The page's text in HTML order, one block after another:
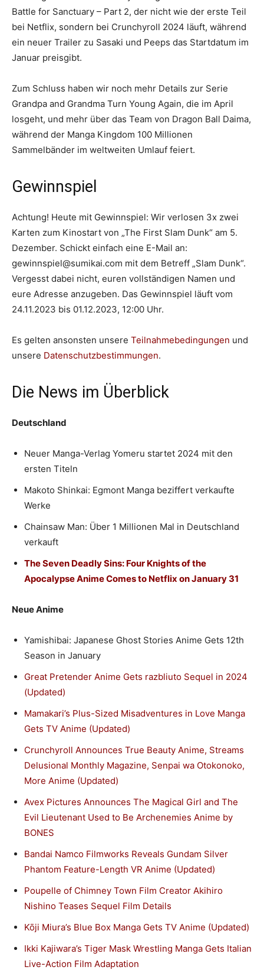
Battle for Sanctuary – Part 2, der nicht wie der erste Teil
bei Netflix, sondern bei Crunchyroll 2024 läuft, während
ein neuer Trailer zu Sasaki und Peeps das Startdatum im
Januar preisgibt.
Zum Schluss haben wir noch mehr Details zur Serie
Grandpa and Grandma Turn Young Again, die im April
losgeht, und mehr über das Team von Dragon Ball Daima,
während der Manga Kingdom 100 Millionen
Sammelbänder im weltweiten Umlauf feiert.
Gewinnspiel
Achtung! Heute mit Gewinnspiel: Wir verlosen 3x zwei
Karten zum Kinostart von „The First Slam Dunk“ am 5.
Dezember. Schickt einfach eine E-Mail an:
gewinnspiel@sumikai.com mit dem Betreff „Slam Dunk“.
Vergesst dabei nicht, euren vollständigen Namen und
eure Adresse anzugeben. Das Gewinnspiel läuft vom
24.11.2023 bis 01.12.2023, 12:00 Uhr.
Es gelten ansonsten unsere Teilnahmebedingungen und
unsere Datenschutzbestimmungen.
Die News im Überblick
Deutschland
Neuer Manga-Verlag Yomeru startet 2024 mit den
ersten Titeln
Makoto Shinkai: Egmont Manga beziffert verkaufte
Werke
Chainsaw Man: Über 1 Millionen Mal in Deutschland
verkauft
The Seven Deadly Sins: Four Knights of the
Apocalypse Anime Comes to Netflix on January 31
Neue Anime
Yamishibai: Japanese Ghost Stories Anime Gets 12th
Season in January
Great Pretender Anime Gets razbliuto Sequel in 2024
(Updated)
Mamakari’s Plus-Sized Misadventures in Love Manga
Gets TV Anime (Updated)
Crunchyroll Announces True Beauty Anime, Streams
Delusional Monthly Magazine, Senpai wa Otokonoko,
More Anime (Updated)
Avex Pictures Announces The Magical Girl and The
Evil Lieutenant Used to Be Archenemies Anime by
BONES
Bandai Namco Filmworks Reveals Gundam Silver
Phantom Feature-Length VR Anime (Updated)
Poupelle of Chimney Town Film Creator Akihiro
Nishino Teases Sequel Film Details
Kōji Miura’s Blue Box Manga Gets TV Anime (Updated)
Ikki Kajiwara’s Tiger Mask Wrestling Manga Gets Italian
Live-Action Film Adaptation